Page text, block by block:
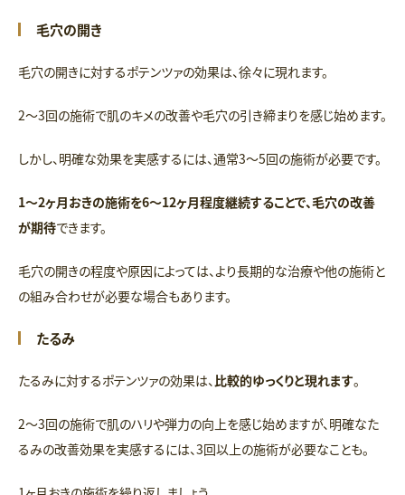
毛穴の開き
毛穴の開きに対するポテンツァの効果は、徐々に現れます。
2〜3回の施術で肌のキメの改善や毛穴の引き締まりを感じ始めます。
しかし、明確な効果を実感するには、通常3～5回の施術が必要です。
1〜2ヶ月おきの施術を6〜12ヶ月程度継続することで、毛穴の改善
が期待できます。
毛穴の開きの程度や原因によっては、より長期的な治療や他の施術と
の組み合わせが必要な場合もあります。
たるみ
たるみに対するポテンツァの効果は、比較的ゆっくりと現れます。
2〜3回の施術で肌のハリや弾力の向上を感じ始めますが、明確なた
るみの改善効果を実感するには、3回以上の施術が必要なことも。